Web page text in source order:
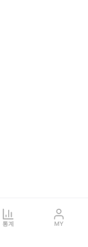
통계 MY